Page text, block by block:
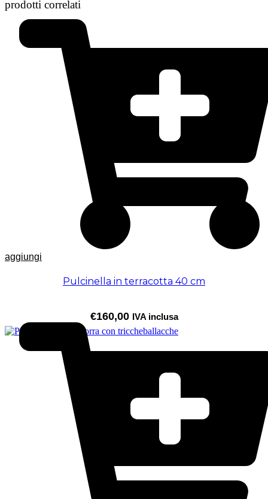
prodotti correlati
aggiungi
Pulcinella in terracotta 40 cm
€160,00 IVA inclusa